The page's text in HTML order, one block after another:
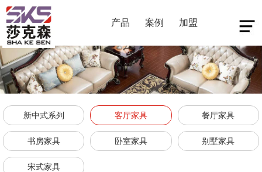
产品 案例 加盟
新中式系列 客厅家具 餐厅家具
书房家具 卧室家具 别墅家具
宋式家具